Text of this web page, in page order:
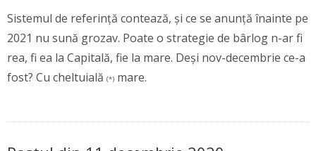
Sistemul de referință contează, și ce se anunță înainte pe
2021 nu sună grozav. Poate o strategie de bârlog n-ar fi
rea, fi ea la Capitală, fie la mare. Deși nov-decembrie ce-a
fost? Cu cheltuială (*) mare.